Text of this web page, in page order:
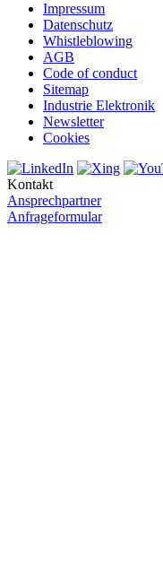
Impressum
Datenschutz
Whistleblowing
AGB
Code of conduct
Sitemap
Industrie Elektronik
Newsletter
Cookies
Kontakt
Ansprechpartner
Anfrageformular